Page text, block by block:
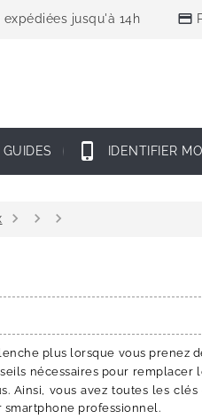
jusqu'à 14h credit_card
GUIDES phone_iphone IDENTIFIER
chevron_right chevron_right chevron_right
plus lorsque vous prenez
nécessaires pour remplacer
Ainsi, vous avez toutes les
smartphone professionnel.